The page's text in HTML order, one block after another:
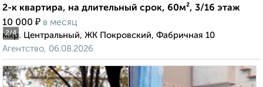
2/4
2-к квартира, на длительный срок, 60м², 3/16 этаж
10 000 ₽ в месяц
мкр. Центральный, ЖК Покровский, Фабричная 10
Агентство, 06.08.2026